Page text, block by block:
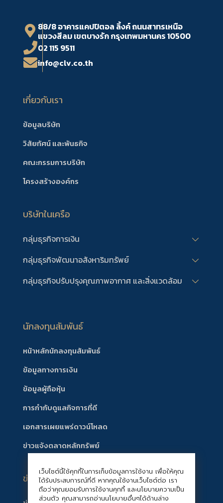
เว็บไซต์นี้ใช้คุกกี้ในการเก็บข้อมูลการใช้งาน เพื่อให้คุณ
ได้รับประสบการณ์ที่ดี หากคุณใช้งานเว็บไซต์ต่อ เรา
ถือว่าคุณยอมรับการใช้งานคุกกี้ และนโยบายความเป็น
ส่วนตัว คุณสามารถอ่านนโยบายอื่นๆได้ด้านล่าง
88/8 อาคารแคปปิตอล ลิ้งค์ ถนนสาทรเหนือ
แขวงสีลม เขตบางรัก กรุงเทพมหานคร 10500
02 115 9511
info@clv.co.th
เกี่ยวกับเรา
ข้อมูลบริษัท
วิสัยทัศน์ และพันธกิจ
คณะกรรมการบริษัท
โครงสร้างองค์กร
บริษัทในเครือ
กลุ่มธุรกิจการเงิน
กลุ่มธุรกิจพัฒนาอสังหาริมทรัพย์
กลุ่มธุรกิจปรับปรุงคุณภาพอากาศ และสิ่งแวดล้อม
นักลงทุนสัมพันธ์
หน้าหลักนักลงทุนสัมพันธ์
ข้อมูลทางการเงิน
ข้อมูลผู้ถือหุ้น
การกำกับดูแลกิจการที่ดี
เอกสารเผยแพร่ดาวน์โหลด
ข่าวแจ้งตลาดหลักทรัพย์
ข่าวสาร/กิจกรรมบริษัท